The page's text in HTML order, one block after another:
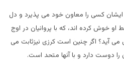
ایشان کسی را معاون خود می پذیرد و دل
خوش کرده اند، که با پروانیان در اوج
آید؟ اگر چنین است کرزی نیزثابت می
را دوست دارد و با آنها متحد است.